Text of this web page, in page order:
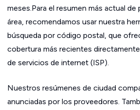
meses.Para el resumen más actual
área, recomendamos usar nuestra
búsqueda por código postal, que
cobertura más recientes
de servicios de internet (ISP).
Nuestros resúmenes de ciudad
anunciadas por los proveedores.